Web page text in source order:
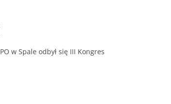
w Spale odbył się III Kongres